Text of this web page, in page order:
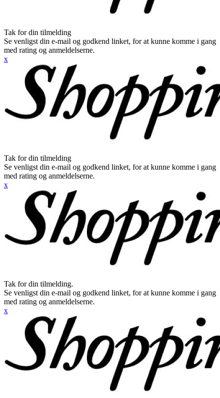
Tak for din tilmelding
Se venligst din e-mail og godkend linket, for at kunne komme i gang
med rating og anmeldelserne.
x
Tak for din tilmelding
Se venligst din e-mail og godkend linket, for at kunne komme i gang
med rating og anmeldelserne.
x
Tak for din tilmelding.
Se venligst din e-mail og godkend linket, for at kunne komme i gang
med rating og anmeldelserne.
x